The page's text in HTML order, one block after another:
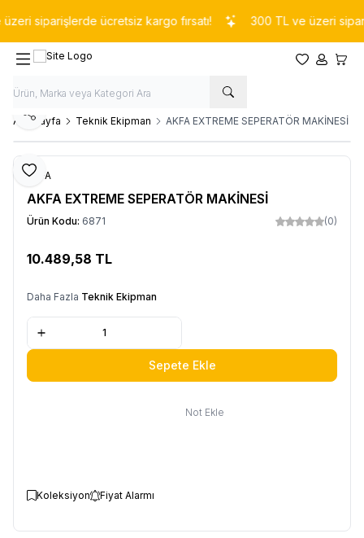
siparişlerde ücretsiz kargo fırsatı! 300 TL ve üzeri
Favorilerim
Hesabım
Ana Sayfa Teknik Ekipman AKFA EXTREME SEPERATÖR MAKİNESİ
Favoriye Ekle
Paylaş
AKFA
AKFA EXTREME SEPERATÖR MAKİNESİ
Ürün Kodu: 6871 (0)
10.489,58 TL
Daha Fazla Teknik Ekipman
Sepete Ekle
Not Ekle
Koleksiyon Fiyat Alarmı